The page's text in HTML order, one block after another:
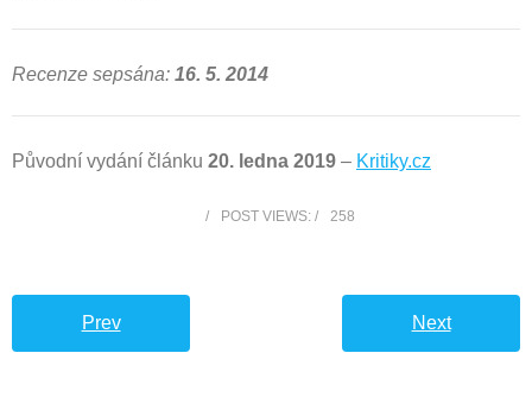
Recenze sepsána: 16. 5. 2014
Původní vydání článku 20. ledna 2019 – Kritiky.cz
POST VIEWS: 258
Prev Next